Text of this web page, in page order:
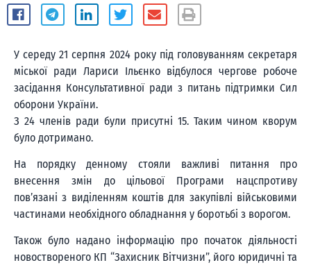
У середу 21 серпня 2024 року під головуванням секретаря
міської ради Лариси Ільєнко відбулося чергове робоче
засідання Консультативної ради з питань підтримки Сил
оборони України.
З 24 членів ради були присутні 15. Таким чином кворум
було дотримано.
На порядку денному стояли важливі питання про
внесення змін до цільової Програми нацспротиву
пов’язані з виділенням коштів для закупівлі військовими
частинами необхідного обладнання у боротьбі з ворогом.
Також було надано інформацію про початок діяльності
новоствореного КП “Захисник Вітчизни”, його юридичні та